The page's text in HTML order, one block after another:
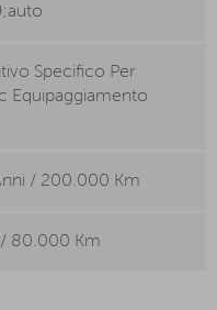
Specifico Per
Equipaggiamento
/ 200.000 Km
/ 80.000 Km